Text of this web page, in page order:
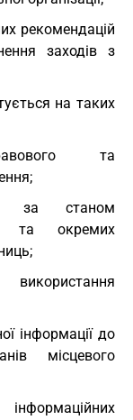
рекомендацій
заходів з
на таких
та
за станом
та окремих
інформації до
місцевого